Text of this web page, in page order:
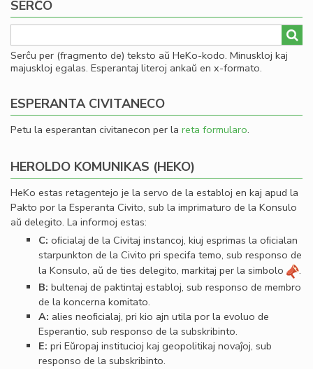
SERĈO
Serĉu per (fragmento de) teksto aŭ HeKo-kodo. Minuskloj kaj
majuskloj egalas. Esperantaj literoj ankaŭ en x-formato.
ESPERANTA CIVITANECO
Petu la esperantan civitanecon per la reta formularo.
HEROLDO KOMUNIKAS (HEKO)
HeKo estas retagentejo je la servo de la establoj en kaj apud la
Pakto por la Esperanta Civito, sub la imprimaturo de la Konsulo
aŭ delegito. La informoj estas:
C: oﬁcialaj de la Civitaj instancoj, kiuj esprimas la oﬁcialan
starpunkton de la Civito pri specifa temo, sub responso de
la Konsulo, aŭ de ties delegito, markitaj per la simbolo
.
B: bultenaj de paktintaj establoj, sub responso de membro
de la koncerna komitato.
A: alies neoﬁcialaj, pri kio ajn utila por la evoluo de
Esperantio, sub responso de la subskribinto.
E: pri Eŭropaj institucioj kaj geopolitikaj novaĵoj, sub
responso de la subskribinto.